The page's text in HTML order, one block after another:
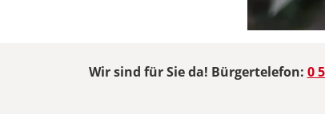
Wir sind für Sie da! Bürgertelefon: 0